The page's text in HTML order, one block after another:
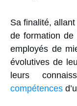
Sa finalité,
de formation de
employés de
évolutives de
leurs
compétences